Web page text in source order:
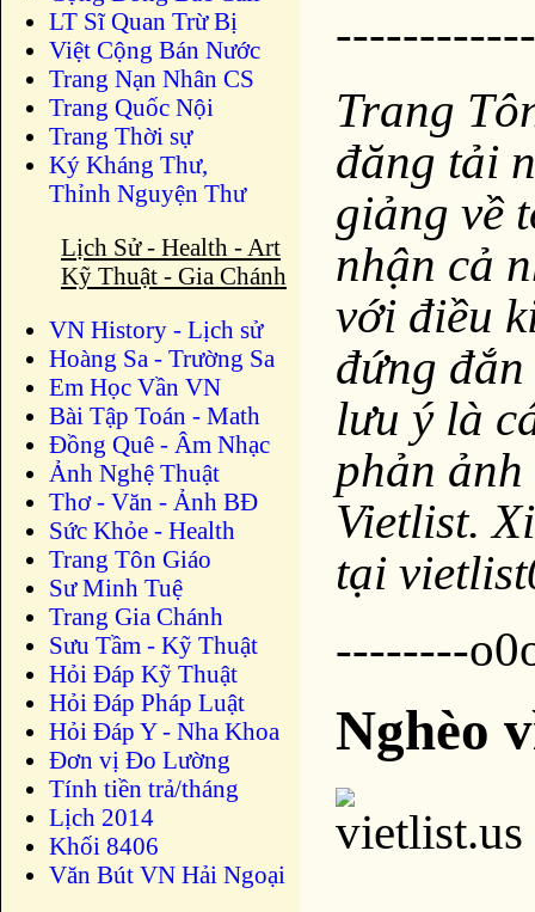
LT Sĩ Quan Trừ Bị
Việt Cộng Bán Nước
Trang Nạn Nhân CS
Trang Quốc Nội
Trang Thời sự
Ký Kháng Thư,
Thỉnh Nguyện Thư
Lịch Sử - Health - Art
Kỹ Thuật - Gia Chánh
VN History - Lịch sử
Hoàng Sa - Trường Sa
Em Học Vần VN
Bài Tập Toán - Math
Đồng Quê - Âm Nhạc
Ảnh Nghệ Thuật
Thơ - Văn - Ảnh BĐ
Sức Khỏe - Health
Trang Tôn Giáo
Sư Minh Tuệ
Trang Gia Chánh
Sưu Tầm - Kỹ Thuật
Hỏi Đáp Kỹ Thuật
Hỏi Đáp Pháp Luật
Hỏi Đáp Y - Nha Khoa
Đơn vị Đo Lường
Tính tiền trả/tháng
Lịch 2014
Khối 8406
Văn Bút VN Hải Ngoại
Trang
đăng tải
giảng về
nhận cả
với điều
đứng
lưu ý là
phản
Vietlist.
tại
--------
Nghèo